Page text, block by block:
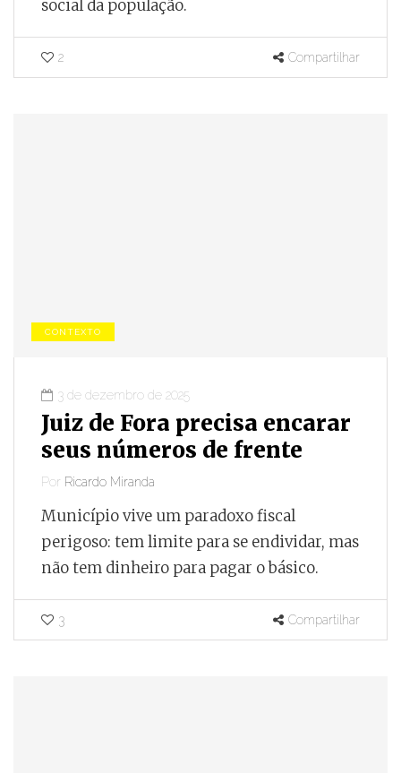
social da população.
2 Compartilhar
CONTEXTO
3 de dezembro de 2025
Juiz de Fora precisa encarar
seus números de frente
Por Ricardo Miranda
Município vive um paradoxo fiscal
perigoso: tem limite para se endividar, mas
não tem dinheiro para pagar o básico.
3 Compartilhar